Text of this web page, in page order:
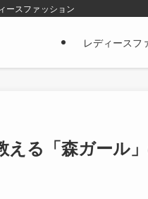
ースファッション
レディースフ
える「森ガール